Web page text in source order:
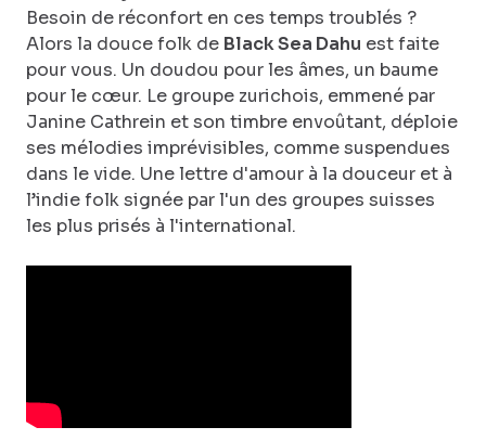
Besoin de réconfort en ces temps troublés ?
Alors la douce folk de Black Sea Dahu est faite
pour vous. Un doudou pour les âmes, un baume
pour le cœur. Le groupe zurichois, emmené par
Janine Cathrein et son timbre envoûtant, déploie
ses mélodies imprévisibles, comme suspendues
dans le vide. Une lettre d'amour à la douceur et à
l’indie folk signée par l'un des groupes suisses
les plus prisés à l'international.